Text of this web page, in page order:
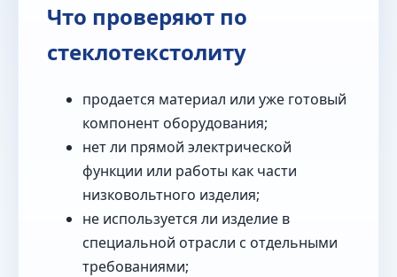
Что проверяют по
стеклотекстолиту
продается материал или уже готовый
компонент оборудования;
нет ли прямой электрической
функции или работы как части
низковольтного изделия;
не используется ли изделие в
специальной отрасли с отдельными
требованиями;